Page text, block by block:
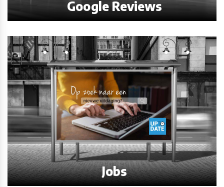
Google Reviews
Jobs